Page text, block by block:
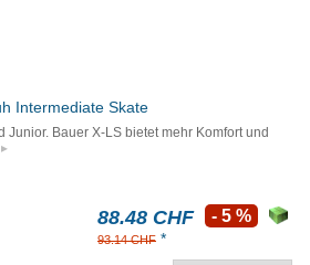
Intermediate Skate
Junior. Bauer X-LS bietet mehr Komfort und
88.48 CHF
93.14 CHF *
- 5 %